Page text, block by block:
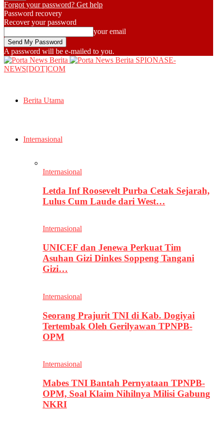
Forgot your password? Get help
Password recovery
Recover your password
your email
A password will be e-mailed to you.
SPIONASE-
NEWS[DOT]COM
Berita Utama
Internasional
Internasional
Letda Inf Roosevelt Purba Cetak Sejarah,
Lulus Cum Laude dari West…
Internasional
UNICEF dan Jenewa Perkuat Tim
Asuhan Gizi Dinkes Soppeng Tangani
Gizi…
Internasional
Seorang Prajurit TNI di Kab. Dogiyai
Tertembak Oleh Gerilyawan TPNPB-
OPM
Internasional
Mabes TNI Bantah Pernyataan TPNPB-
OPM, Soal Klaim Nihilnya Milisi Gabung
NKRI